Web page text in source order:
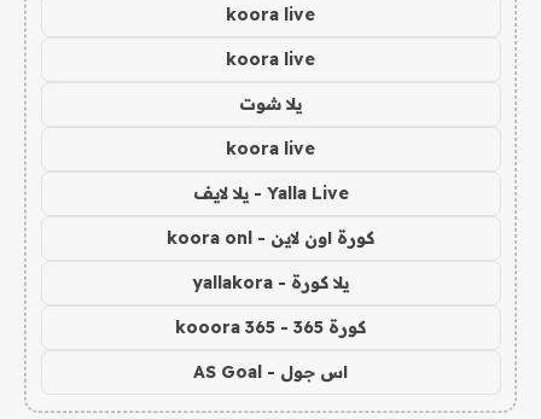
koora live
koora live
يلا شوت
koora live
Yalla Live - يلا لايف
كورة اون لاين - koora onl
يلا كورة - yallakora
كورة 365 - kooora 365
اس جول - AS Goal